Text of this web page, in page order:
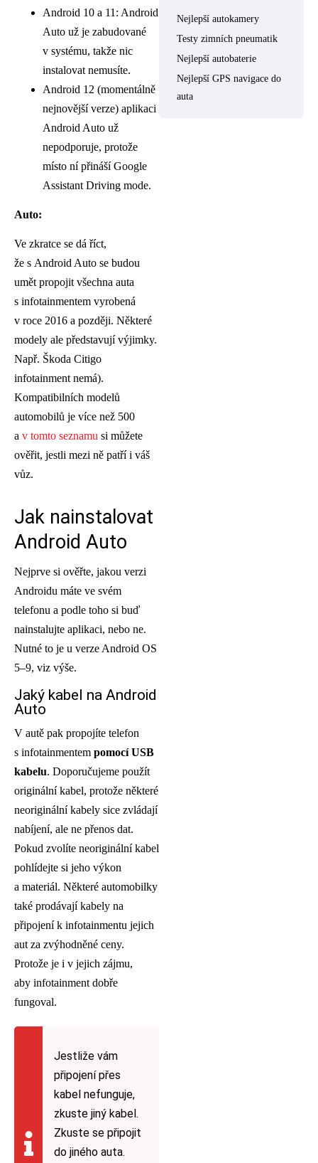
Android 10 a 11: Android
Auto už je zabudované
v systému, takže nic
instalovat nemusíte.
Android 12 (momentálně
nejnovější verze) aplikaci
Android Auto už
nepodporuje, protože
místo ní přináší Google
Assistant Driving mode.
Auto:
Ve zkratce se dá říct,
že s Android Auto se budou
umět propojit všechna auta
s infotainmentem vyrobená
v roce 2016 a později. Některé
modely ale představují výjimky.
Např. Škoda Citigo
infotainment nemá).
Kompatibilních modelů
automobilů je více než 500
a v tomto seznamu si můžete
ověřit, jestli mezi ně patří i váš
vůz.
Jak nainstalovat
Android Auto
Nejprve si ověřte, jakou verzi
Androidu máte ve svém
telefonu a podle toho si buď
nainstalujte aplikaci, nebo ne.
Nutné to je u verze Android OS
5–9, viz výše.
Jaký kabel na Android
Auto
V autě pak propojíte telefon
s infotainmentem pomocí USB
kabelu. Doporučujeme použít
originální kabel, protože některé
neoriginální kabely sice zvládají
nabíjení, ale ne přenos dat.
Pokud zvolíte neoriginální kabel
pohlídejte si jeho výkon
a materiál. Některé automobilky
také prodávají kabely na
připojení k infotainmentu jejich
aut za zvýhodněné ceny.
Protože je i v jejich zájmu,
aby infotainment dobře
fungoval.
Jestliže vám
připojení přes
kabel nefunguje,
zkuste jiný kabel.
Zkuste se připojit
do jiného auta.
Nejlepší autokamery
Testy zimních pneumatik
Nejlepší autobaterie
Nejlepší GPS navigace do
auta